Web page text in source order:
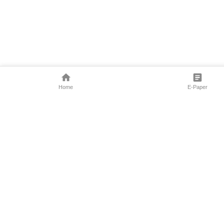
Home E-Paper